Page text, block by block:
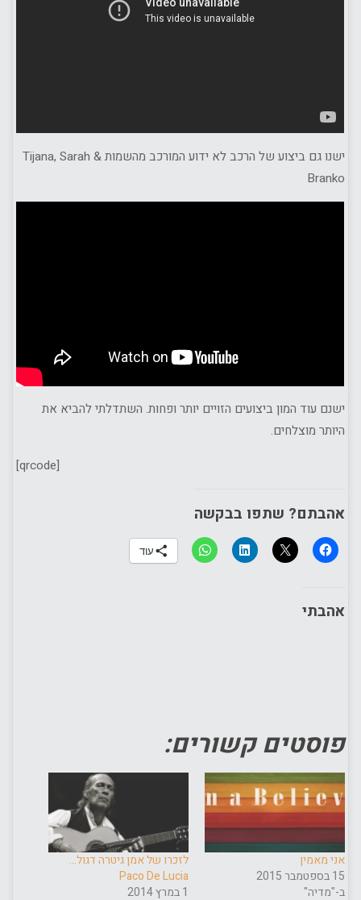
ישנו גם ביצוע של הרכב לא ידוע המורכב מהשמות Tijana, Sarah &
Branko
ישנם עוד המון ביצועים הזויים יותר ופחות. השתדלתי להביא את
היותר מוצלחים.
[qrcode]
אהבתם? שתפו בבקשה
עוד
אהבתי
פוסטים קשורים:
אני מאמין
15 בספטמבר 2015
ב-"מדיה"
לזכרו של אמן גיטרה דגול…
Paco De Lucia
1 במרץ 2014